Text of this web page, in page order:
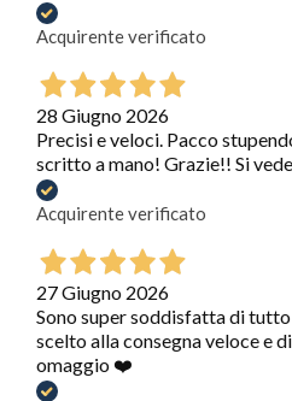
Acquirente verificato
28 Giugno 2026
Precisi e veloci. Pacco
scritto a mano! Grazie!! Si
Acquirente verificato
27 Giugno 2026
Sono super soddisfatta di
scelto alla consegna veloce e
omaggio ❤️